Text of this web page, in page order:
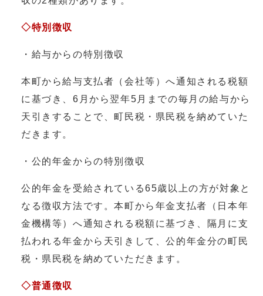
◇特別徴収
・給与からの特別徴収
本町から給与支払者（会社等）へ通知される税額
に基づき、6月から翌年5月までの毎月の給与から
天引きすることで、町民税・県民税を納めていた
だきます。
・公的年金からの特別徴収
公的年金を受給されている65歳以上の方が対象と
なる徴収方法です。本町から年金支払者（日本年
金機構等）へ通知される税額に基づき、隔月に支
払われる年金から天引きして、公的年金分の町民
税・県民税を納めていただきます。
◇普通徴収